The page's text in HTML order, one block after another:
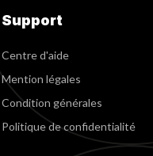
Support
Centre d'aide
Mention légales
Condition générales
Politique de confidentialité